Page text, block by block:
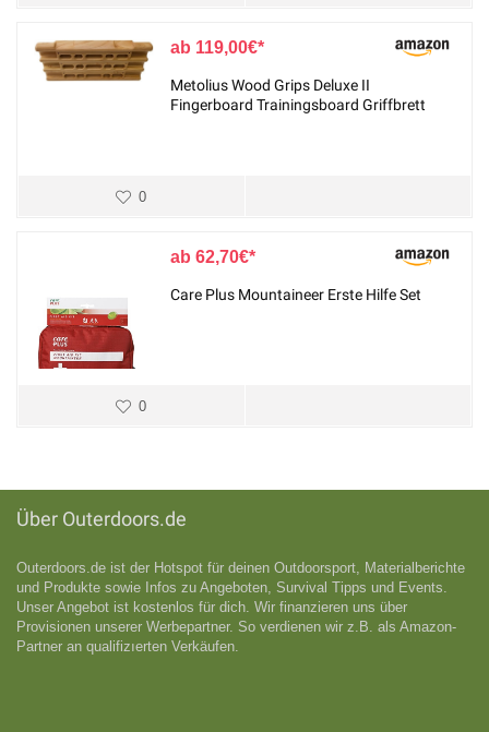
119,00€
Metolius Wood Grips Deluxe II
Fingerboard Trainingsboard Griffbrett
0
62,70€
Care Plus Mountaineer Erste Hilfe Set
0
Über Outerdoors.de
Outerdoors.de ist der Hotspot für deinen Outdoorsport, Materialberichte
und Produkte sowie Infos zu Angeboten, Survival Tipps und Events.
Unser Angebot ist kostenlos für dich. Wir finanzieren uns über
Provisionen unserer Werbepartner. So verdienen wir z.B. als Amazon-
Partner an qualifizıerten Verkäufen.